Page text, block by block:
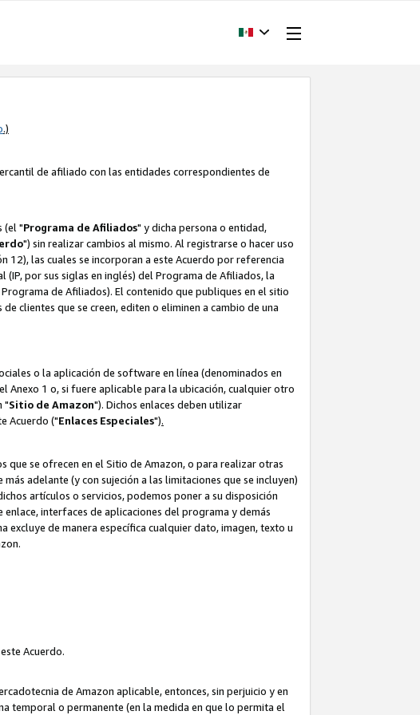
.)
de afiliado con las entidades correspondientes de
(el "Programa de Afiliados" y dicha persona o entidad,
") sin realizar cambios al mismo. Al registrarse o hacer uso
12), las cuales se incorporan a este Acuerdo por referencia
por sus siglas en inglés) del Programa de Afiliados, la
de Afiliados). El contenido que publiques en el sitio
clientes que se creen, editen o eliminen a cambio de una
o la aplicación de software en línea (denominados en
Anexo 1 o, si fuere aplicable para la ubicación, cualquier otro
"Sitio de Amazon"). Dichos enlaces deben utilizar
Acuerdo ("Enlaces Especiales").
que se ofrecen en el Sitio de Amazon, o para realizar otras
adelante (y con sujeción a las limitaciones que se incluyen)
artículos o servicios, podemos poner a su disposición
interfaces de aplicaciones del programa y demás
excluye de manera específica cualquier dato, imagen, texto u
Acuerdo.
de Amazon aplicable, entonces, sin perjuicio y en
temporal o permanente (en la medida en que lo permita el